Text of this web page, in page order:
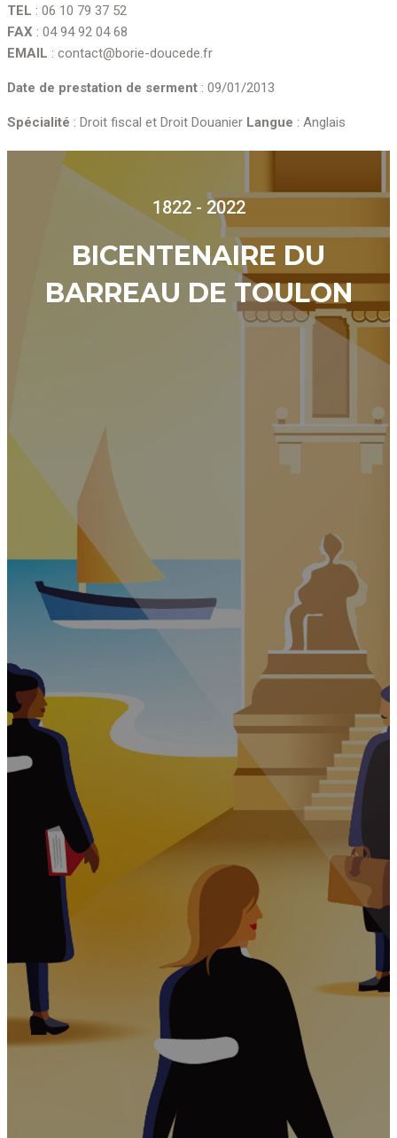
TEL : 06 10 79 37 52
FAX : 04 94 92 04 68
EMAIL : contact@borie-doucede.fr
Date de prestation de serment : 09/01/2013
Spécialité : Droit fiscal et Droit Douanier Langue : Anglais
1822 - 2022
BICENTENAIRE DU
BARREAU DE TOULON